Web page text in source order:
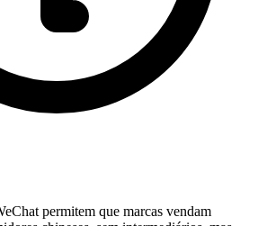
permitem que marcas vendam